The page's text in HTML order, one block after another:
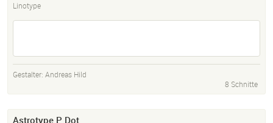
Linotype
Gestalter: Andreas Hild
8 Schnitte
Astrotype P Dot